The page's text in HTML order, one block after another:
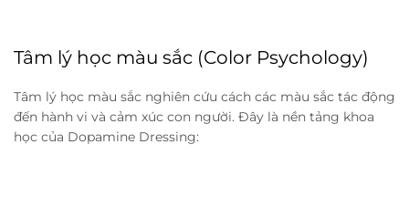
Tâm lý học màu sắc (Color Psychology)
Tâm lý học màu sắc nghiên cứu cách các màu sắc tác động
đến hành vi và cảm xúc con người. Đây là nền tảng khoa
học của Dopamine Dressing: